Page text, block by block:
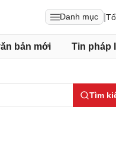
Danh mục
bản mới Tin pháp
Tìm